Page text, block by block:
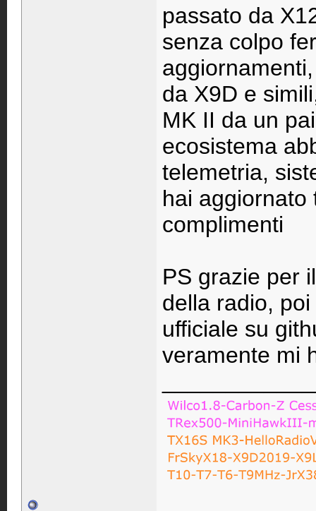
passato da
senza colpo
da X9D e
MK II da un
ecosistema
telemetria,
hai aggiornato
complimenti
PS grazie per
della radio,
ufficiale su
veramente mi